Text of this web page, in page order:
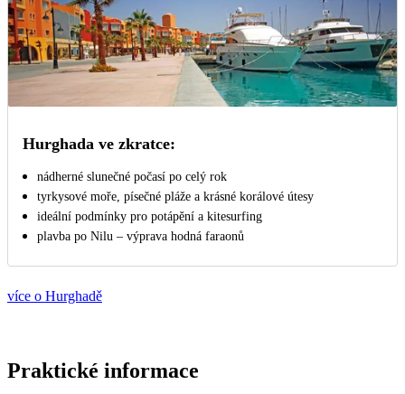
Hurghada ve zkratce:
nádherné slunečné počasí po celý rok
tyrkysové moře, písečné pláže a krásné korálové útesy
ideální podmínky pro potápění a kitesurfing
plavba po Nilu – výprava hodná faraonů
více o Hurghadě
Praktické informace